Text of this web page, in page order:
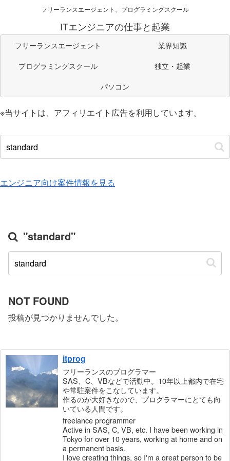
フリーランスエージェント、プログラミングスクール
ITエンジニアの仕事と起業
フリーランスエージェント
業界知識
プログラミングスクール
独立・起業
パソコン
※当サイトは、アフィリエイト広告を利用しています。
エンジニア向け案件情報を見る
"standard"
NOT FOUND
投稿が見つかりませんでした。
itprog
フリーランスのプログラマー
SAS、C、VBなどで活動中。10年以上都内で在宅
や常駐案件をこなしています。
作るのが大好きなので、プログラマーにとても向
いている人間です。
freelance programmer
Active in SAS, C, VB, etc. I have been working in
Tokyo for over 10 years, working at home and on
a permanent basis.
I love creating things, so I'm a great person to be